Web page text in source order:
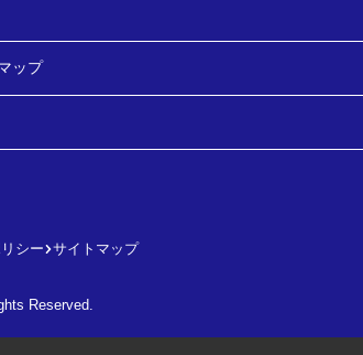
ップ
シー サイトマップ
Reserved.